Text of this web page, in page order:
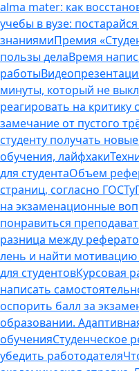
alma mater: как
учебы в вузе:
знаниямиПремия
пользы делаВремя
работы
минуты, который не
реагировать на критику
замечание от пустого
студенту получать
обучения, лайфхаки
для студентаОбъем
страниц, согласно ГОСТу
на экзаменационные
понравиться
разница между
лень и найти мотивацию
для студентовКурсовая
написать
оспорить балл за
образовании.
обученияСтуденческое
убедить работодателя